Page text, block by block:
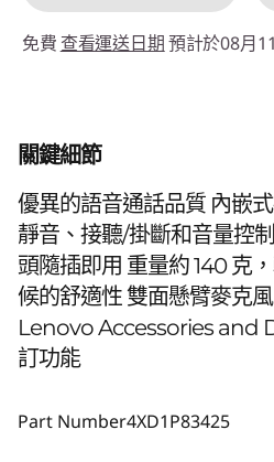
免費 查看運送日期預計於08月
關鍵細節
優異的語音通話品質 內嵌
靜音、接聽/掛斷和音量控
頭隨插即用 重量約 140 克
候的舒適性 雙面懸臂麥克
Lenovo Accessories and
訂功能
Part Number4XD1P83425